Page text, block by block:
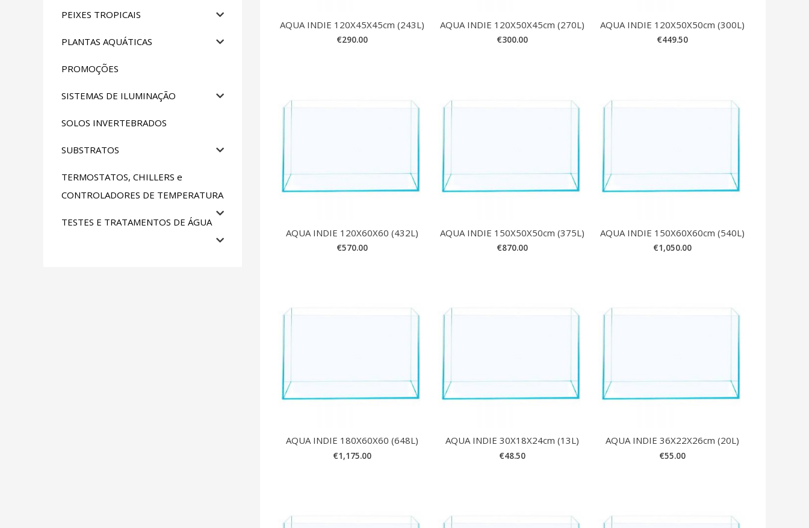
PEIXES TROPICAIS
PLANTAS AQUÁTICAS
PROMOÇÕES
SISTEMAS DE ILUMINAÇÃO
SOLOS INVERTEBRADOS
SUBSTRATOS
TERMOSTATOS, CHILLERS e
CONTROLADORES DE TEMPERATURA
TESTES E TRATAMENTOS DE ÁGUA
AQUA INDIE 120X45X45cm (243L)
€290.00
AQUA INDIE 120X50X45cm (270L)
€300.00
AQUA INDIE 120X50X50cm (300L)
€449.50
AQUA INDIE 120X60X60 (432L)
€570.00
AQUA INDIE 150X50X50cm (375L)
€870.00
AQUA INDIE 150X60X60cm (540L)
€1,050.00
AQUA INDIE 180X60X60 (648L)
€1,175.00
AQUA INDIE 30X18X24cm (13L)
€48.50
AQUA INDIE 36X22X26cm (20L)
€55.00